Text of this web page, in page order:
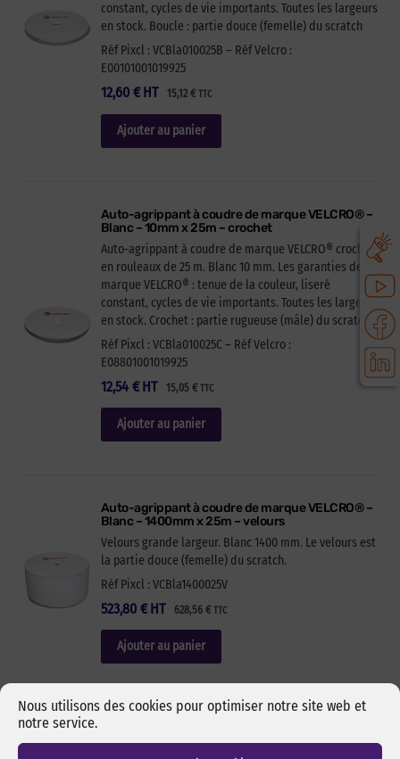
Nous utilisons des cookies pour optimiser notre site web et
notre service.
constant, cycles de vie importants. Toutes les largeurs
en stock. Boucle : partie douce (femelle) du scratch
Réf Pixcl : VCBla010025B – Réf Velcro :
E00101001019925
12,60 € 15,12 €TTC
HT
Ajouter au panier
Auto-agrippant à coudre de marque VELCRO® –
Blanc – 10mm x 25m – crochet
Auto-agrippant à coudre de marque VELCRO® crochet
en rouleaux de 25 m. Blanc 10 mm. Les garanties de la
marque VELCRO® : tenue de la couleur, liseré
constant, cycles de vie importants. Toutes les largeurs
en stock. Crochet : partie rugueuse (mâle) du scratch
Réf Pixcl : VCBla010025C – Réf Velcro :
E08801001019925
12,54 € 15,05 €TTC
HT
Ajouter au panier
Auto-agrippant à coudre de marque VELCRO® –
Blanc – 1400mm x 25m – velours
Velours grande largeur. Blanc 1400 mm. Le velours est
la partie douce (femelle) du scratch.
Réf Pixcl : VCBla1400025V
523,80 € 628,56 €TTC
HT
Ajouter au panier
Blanc – 1400mm x 51m – velours fin